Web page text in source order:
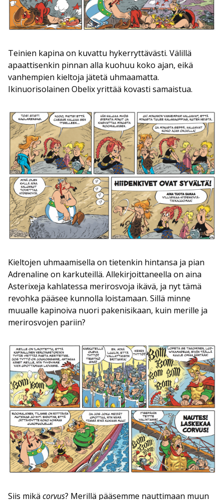
Teinien kapina on kuvattu hykerryttävästi. Välillä
apaattisenkin pinnan alla kuohuu koko ajan, eikä
vanhempien kieltoja jätetä uhmaamatta.
Ikinuorisolainen Obelix yrittää kovasti samaistua.
Kieltojen uhmaamisella on tietenkin hintansa ja pian
Adrenaline on karkuteillä. Allekirjoittaneella on aina
Asterixeja kahlatessa merirosvoja ikävä, ja nyt tämä
revohka pääsee kunnolla loistamaan. Sillä minne
muualle kapinoiva nuori pakenisikaan, kuin merille ja
merirosvojen pariin?
Siis mikä corvus? Merillä pääsemme nauttimaan muun